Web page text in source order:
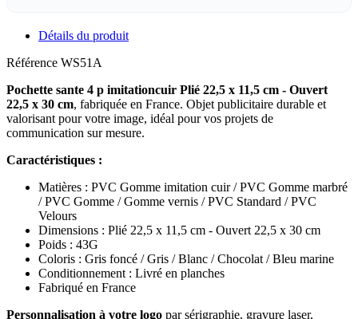
Détails du produit
Référence WS51A
Pochette sante 4 p imitationcuir Plié 22,5 x 11,5 cm - Ouvert
22,5 x 30 cm, fabriquée en France. Objet publicitaire durable et
valorisant pour votre image, idéal pour vos projets de
communication sur mesure.
Caractéristiques :
Matières : PVC Gomme imitation cuir / PVC Gomme marbré
/ PVC Gomme / Gomme vernis / PVC Standard / PVC
Velours
Dimensions : Plié 22,5 x 11,5 cm - Ouvert 22,5 x 30 cm
Poids : 43G
Coloris : Gris foncé / Gris / Blanc / Chocolat / Bleu marine
Conditionnement : Livré en planches
Fabriqué en France
Personnalisation à votre logo par sérigraphie, gravure laser,